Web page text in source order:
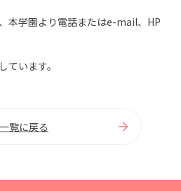
本学園より電話またはe-mail、HP
ています。
一覧に戻る